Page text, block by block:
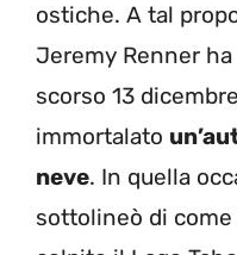
ostiche. A tal
Jeremy Renner
scorso 13
immortalato
neve. In quella
sottolineò di